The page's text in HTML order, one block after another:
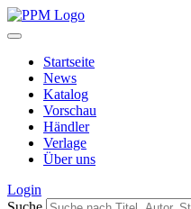
Startseite
News
Katalog
Vorschau
Händler
Verlage
Über uns
Login